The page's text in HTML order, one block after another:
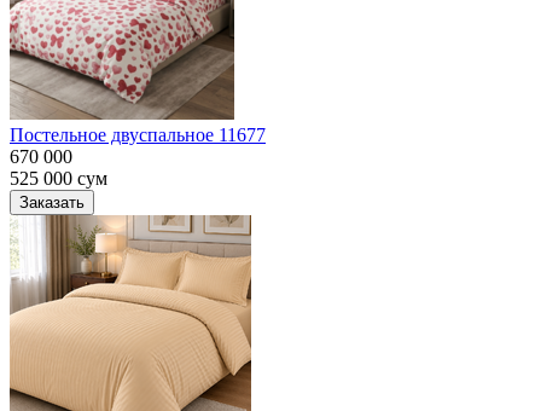
Постельное двуспальное 11677
670 000
525 000 сум
Заказать